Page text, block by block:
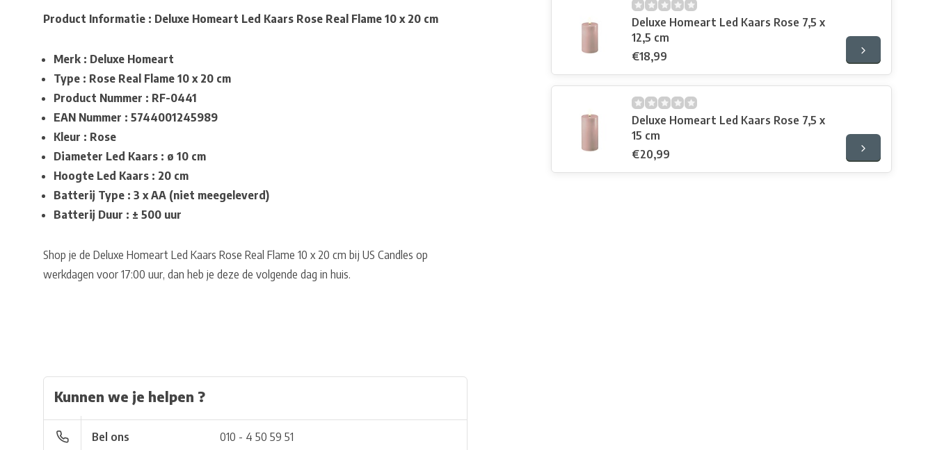
Product Informatie : Deluxe Homeart Led Kaars Rose Real Flame 10 x 20 cm
Merk : Deluxe Homeart
Type : Rose Real Flame 10 x 20 cm
Product Nummer : RF-0441
EAN Nummer : 5744001245989
Kleur : Rose
Diameter Led Kaars : ø 10 cm
Hoogte Led Kaars : 20 cm
Batterij Type : 3 x AA (niet meegeleverd)
Batterij Duur : ± 500 uur
Shop je de Deluxe Homeart Led Kaars Rose Real Flame 10 x 20 cm bij US Candles op
werkdagen voor 17:00 uur, dan heb je deze de volgende dag in huis.
Kunnen we je helpen ?
Bel ons 010 - 4 50 59 51
Deluxe Homeart Led Kaars Rose 7,5 x
12,5 cm
€18,99
Deluxe Homeart Led Kaars Rose 7,5 x
15 cm
€20,99